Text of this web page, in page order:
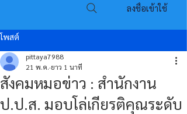
ลงชื่อเข้าใช้
โพสต์
สังคมหมอข่าว : สำนักงาน
ป.ป.ส. มอบโล่เกียรติคุณระดับ
pittaya7988
21 พ.ค. ยาว 1 นาที